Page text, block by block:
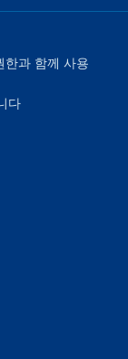
한과 함께 사용
다